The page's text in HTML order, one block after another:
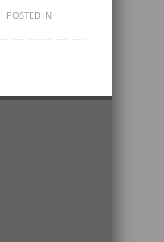
· POSTED IN